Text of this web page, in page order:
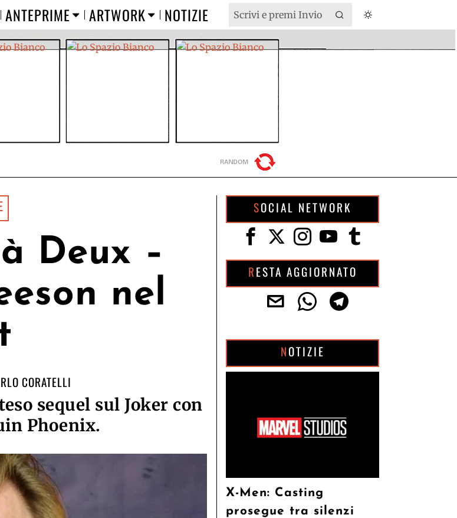
ANTEPRIME ARTWORK NOTIZIE
Deux –
nel
CORATELLI
sequel sul Joker con
Phoenix.
SOCIAL NETWORK
RESTA AGGIORNATO
NOTIZIE
X-Men: Casting
prosegue tra silenzi